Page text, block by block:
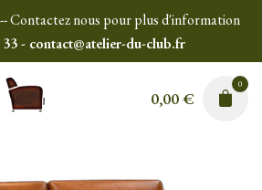
Contactez nous pour plus d'information
33 - contact@atelier-du-club.fr
0,00€
0